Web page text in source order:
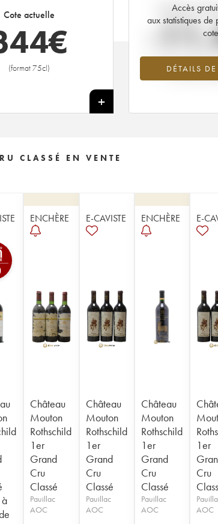
Cote actuelle
€
(format 75cl)
+
Accès
aux statistiques
DÉTAILS
Tendance
-
Tendance à la
en 2026 par
CLASSÉ EN VENTE
ENCHÈRE
Château
Mouton
Rothschild
1er
Grand
Cru
Classé
Pauillac
AOC
E-CAVISTE
Château
Mouton
Rothschild
1er
Grand
Cru
Classé
Pauillac
AOC
ENCHÈRE
Château
Mouton
Rothschild
1er
Grand
Cru
Classé
Pauillac
AOC
E-
1er
Cru
AOC